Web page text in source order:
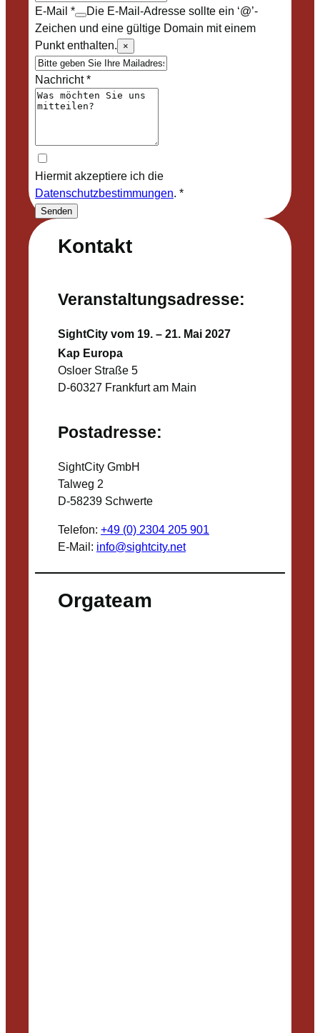
Kontakt
Veranstaltungsadresse:
SightCity vom 19. – 21. Mai 2027
Kap Europa
Osloer Straße 5
D-60327 Frankfurt am Main
Postadresse:
SightCity GmbH
Talweg 2
D-58239 Schwerte
Telefon: +49 (0) 2304 205 901
E-Mail: info@sightcity.net
Orgateam
E-Mail *
Die E-Mail-Adresse sollte ein ‘@’-
Zeichen und eine gültige Domain mit einem
Punkt enthalten.
×
Nachricht*
Hiermit akzeptiere ich die
Datenschutzbestimmungen. *
Senden